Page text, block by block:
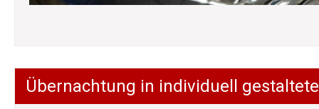
Übernachtung in individuell